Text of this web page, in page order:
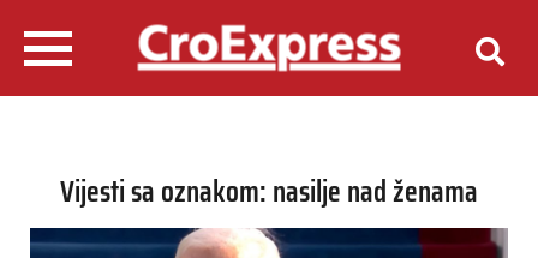
Vijesti sa oznakom: nasilje nad ženama